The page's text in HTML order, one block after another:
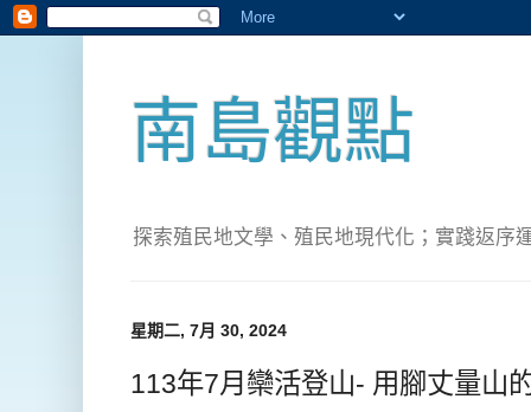
南島觀點
探索殖民地文學、殖民地現代化；實踐返序
星期二, 7月 30, 2024
113年7月欒活登山- 用腳丈量山